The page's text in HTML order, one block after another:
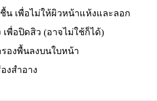
น เพื่อไม่ให้ผิวหน้าแห้งและลอก
พื่อปิดสิว (อาจไม่ใช้ก็ได้)
องพื้นลงบนใบหน้า
งสำอาง